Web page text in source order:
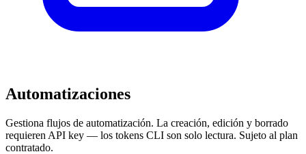
Automatizaciones
Gestiona flujos de automatización. La creación, edición y borrado
requieren API key — los tokens CLI son solo lectura. Sujeto al plan
contratado.